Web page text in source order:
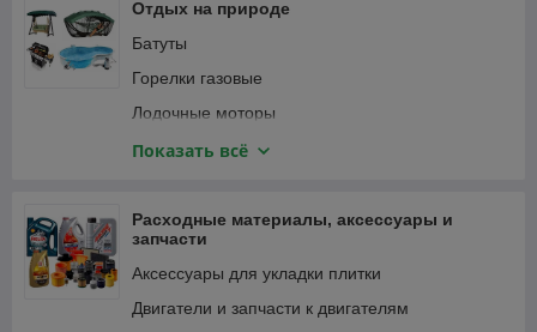
Сантехника
Сейфы
Умывальники для дачи
Отдых на природе
Батуты
Горелки газовые
Лодочные моторы
Лодки надувные ПВХ
Фонари и светильники
Показать всё
Расходные материалы, аксессуары и
запчасти
Аксессуары для укладки плитки
Двигатели и запчасти к двигателям